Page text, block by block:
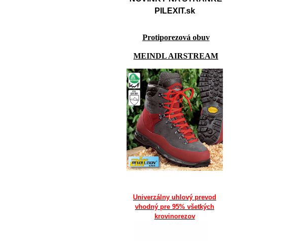
PILEXIT.sk
Protiporezová obuv
MEINDL AIRSTREAM
Univerzálny uhlový prevod
vhodný pre 95% všetkých
krovinorezov